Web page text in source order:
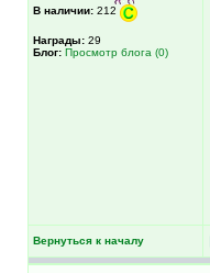
В наличии: 212
Награды: 29
Блог: Просмотр блога (0)
Вернуться к началу